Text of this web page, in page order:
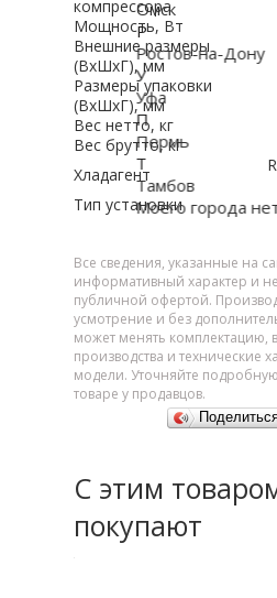
компрессора
Мощность, Вт
Внешние размеры
(ВхШхГ), мм
Размеры упаковки
(ВxШxГ), мм
Вес нетто, кг
Вес брутто, кг
Хладагент
Тип установки
Все сведения, указанные на
информативный характер и
публичной офертой.
усмотрение и без
может менять комплектацию,
производства и технические
модели. Уточняйте
товаре у продавцов.
С этим
покупают
Омск
Р
Ростов-на-Дону
У
Уфа
П
Пермь
Т
Тамбов
Моего города